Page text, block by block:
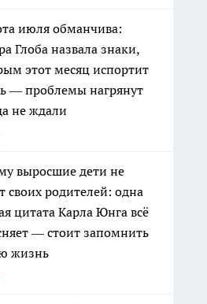
июля обманчива:
Глоба назвала знаки,
этот месяц испортит
— проблемы нагрянут
не ждали
выросшие дети не
своих родителей: одна
цитата Карла Юнга всё
— стоит запомнить
жизнь